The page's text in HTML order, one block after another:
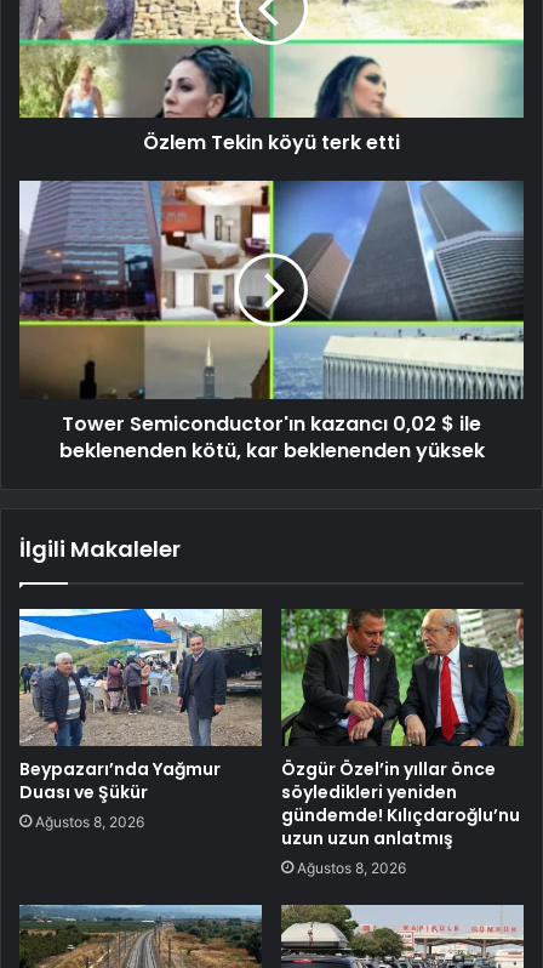
Özlem Tekin köyü terk etti
Tower Semiconductor'ın kazancı 0,02 $ ile
beklenenden kötü, kar beklenenden yüksek
İlgili Makaleler
Beypazarı’nda Yağmur
Duası ve Şükür
Ağustos 8, 2026
Özgür Özel’in yıllar önce
söyledikleri yeniden
gündemde! Kılıçdaroğlu’nu
uzun uzun anlatmış
Ağustos 8, 2026